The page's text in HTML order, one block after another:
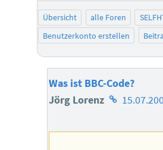
Übersicht alle Foren
Benutzerkonto erstellen
Was ist BBC-Code?
Jörg Lorenz Homepage
Autors